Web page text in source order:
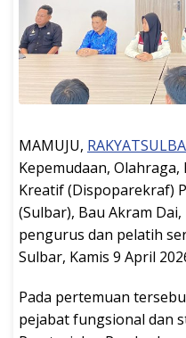
MAMUJU,
Kepemudaan,
Kreatif (Dispoparekraf)
(Sulbar), Bau Akram
pengurus dan pelatih
Sulbar, Kamis 9 April
Pada pertemuan
pejabat fungsional dan